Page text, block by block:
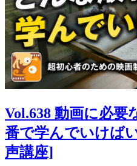
Vol.638 動画に必
番で学んでいけば
声講座]